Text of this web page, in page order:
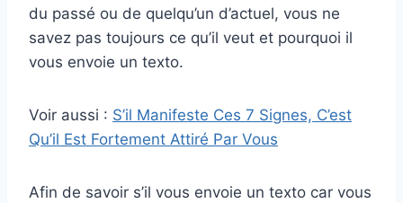
du passé ou de quelqu’un d’actuel, vous ne
savez pas toujours ce qu’il veut et pourquoi il
vous envoie un texto.
Voir aussi : S’il Manifeste Ces 7 Signes, C’est
Qu’il Est Fortement Attiré Par Vous
Afin de savoir s’il vous envoie un texto car vous